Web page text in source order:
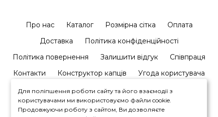
Про нас Каталог Розмірна сітка
Оплата
Доставка
Політика конфіденційності
Політика повернення
Залишити відгук
Співпраця
Контакти
Конструктор капців Угода користувача
Для поліпшення роботи сайту та його взаємодії з
користувачами ми використовуємо файли cookie.
Продовжуючи роботу з сайтом, Ви дозволяєте